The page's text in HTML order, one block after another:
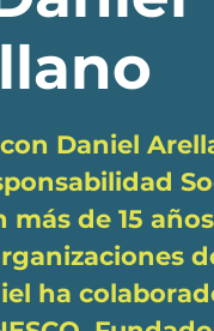
Daniel
más de 15
ha